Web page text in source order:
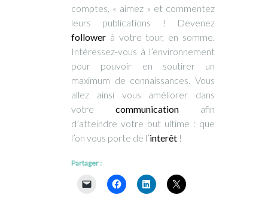
comptes, « aimez » et commentez
leurs publications ! Devenez
follower à votre tour, en somme.
Intéressez-vous à l’environnement
pour pouvoir en soutirer un
maximum de connaissances. Vous
allez ainsi vous améliorer dans
votre communication afin
d’atteindre votre but ultime : que
l’on vous porte de l’interêt !
Partager :